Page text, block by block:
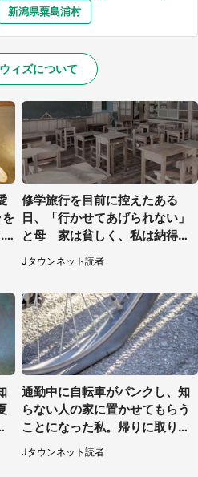
新潟県粟島浦村
ィズについて
修学旅行を目前に控えたある
日、「行かせてあげられない」
と母 家は貧しく、私は納得し
たけれど...（北海道・70代以上
女性）
Jタウンネット読者
通勤中に自転車がパンクし、知
らない人の家に置かせてもらう
ことになった私。帰りに取りに
行くと、なんと...（東京都・40
代女性）
Jタウンネット読者